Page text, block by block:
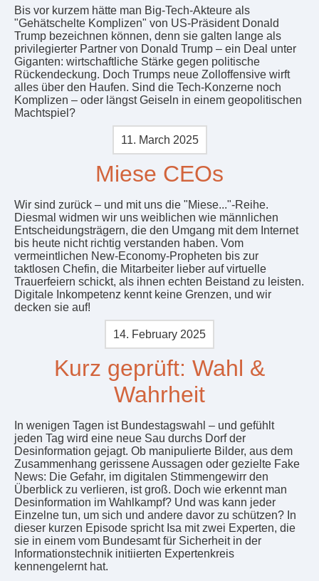
Bis vor kurzem hätte man Big-Tech-Akteure als
"Gehätschelte Komplizen" von US-Präsident Donald
Trump bezeichnen können, denn sie galten lange als
privilegierter Partner von Donald Trump – ein Deal unter
Giganten: wirtschaftliche Stärke gegen politische
Rückendeckung. Doch Trumps neue Zolloffensive wirft
alles über den Haufen. Sind die Tech-Konzerne noch
Komplizen – oder längst Geiseln in einem geopolitischen
Machtspiel?
11. March 2025
Miese CEOs
Wir sind zurück – und mit uns die "Miese..."-Reihe.
Diesmal widmen wir uns weiblichen wie männlichen
Entscheidungsträgern, die den Umgang mit dem Internet
bis heute nicht richtig verstanden haben. Vom
vermeintlichen New-Economy-Propheten bis zur
taktlosen Chefin, die Mitarbeiter lieber auf virtuelle
Trauerfeiern schickt, als ihnen echten Beistand zu leisten.
Digitale Inkompetenz kennt keine Grenzen, und wir
decken sie auf!
14. February 2025
Kurz geprüft: Wahl &
Wahrheit
In wenigen Tagen ist Bundestagswahl – und gefühlt
jeden Tag wird eine neue Sau durchs Dorf der
Desinformation gejagt. Ob manipulierte Bilder, aus dem
Zusammenhang gerissene Aussagen oder gezielte Fake
News: Die Gefahr, im digitalen Stimmengewirr den
Überblick zu verlieren, ist groß. Doch wie erkennt man
Desinformation im Wahlkampf? Und was kann jeder
Einzelne tun, um sich und andere davor zu schützen? In
dieser kurzen Episode spricht Isa mit zwei Experten, die
sie in einem vom Bundesamt für Sicherheit in der
Informationstechnik initiierten Expertenkreis
kennengelernt hat.